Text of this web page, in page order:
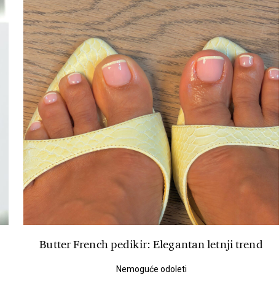
Butter French pedikir: Elegantan letnji trend
Nemoguće odoleti